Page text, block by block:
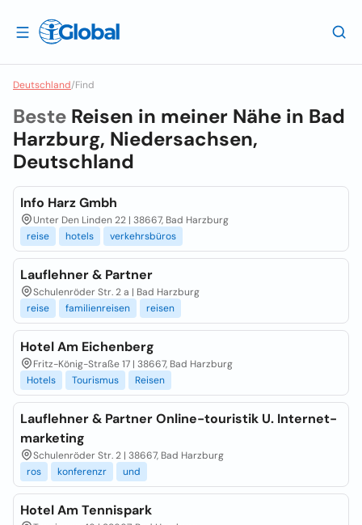
Deutschland/Find
Beste Reisen in meiner Nähe in Bad
Harzburg, Niedersachsen,
Deutschland
Info Harz Gmbh
Unter Den Linden 22 | 38667, Bad Harzburg
reise
hotels verkehrsbüros
Lauflehner & Partner
Schulenröder Str. 2 a | Bad Harzburg
reise
familienreisen reisen
Hotel Am Eichenberg
Fritz-König-Straße 17 | 38667, Bad Harzburg
Hotels
Tourismus Reisen
Lauflehner & Partner Online-touristik U. Internet-
marketing
Schulenröder Str. 2 | 38667, Bad Harzburg
ros
konferenzr und
Hotel Am Tennispark